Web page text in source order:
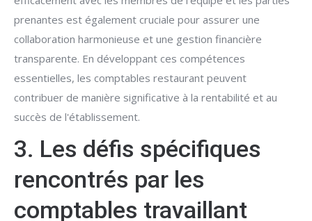
prenantes est également cruciale pour assurer une
collaboration harmonieuse et une gestion financière
transparente. En développant ces compétences
essentielles, les comptables restaurant peuvent
contribuer de manière significative à la rentabilité et au
succès de l'établissement.
3. Les défis spécifiques
rencontrés par les
comptables travaillant